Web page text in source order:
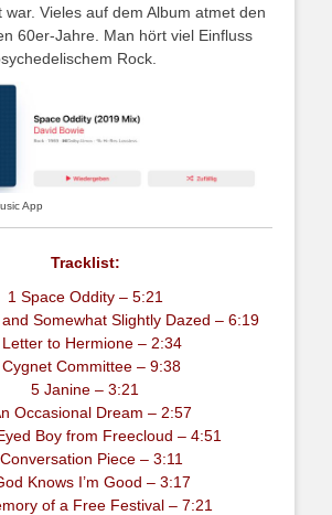
Vieles auf dem Album atmet den
60er-Jahre. Man hört viel Einfluss
Rock.
App
Tracklist:
1 Space Oddity – 5:21
Somewhat Slightly Dazed – 6:19
to Hermione – 2:34
Committee – 9:38
5 Janine – 3:21
Occasional Dream – 2:57
Boy from Freecloud – 4:51
Piece – 3:11
Knows I’m Good – 3:17
of a Free Festival – 7:21